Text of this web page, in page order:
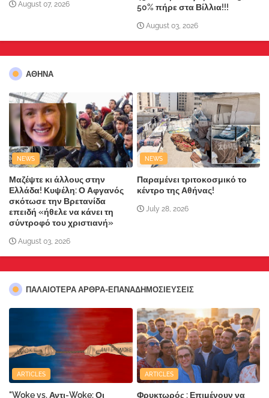
August 07, 2026
50% πήρε στα Βίλλια!!!
August 03, 2026
ΑΘΗΝΑ
NEWS
Μαζέψτε κι άλλους στην
Ελλάδα! Κυψέλη: Ο Αφγανός
σκότωσε την Βρετανίδα
επειδή «ήθελε να κάνει τη
σύντροφό του χριστιανή»
August 03, 2026
NEWS
Παραμένει τριτοκοσμικό το
κέντρο της Αθήνας!
July 28, 2026
ΠΑΛΑΙΟΤΕΡΑ ΑΡΘΡΑ-ΕΠΑΝΑΔΗΜΟΣΙΕΥΣΕΙΣ
ARTICLES
"Woke vs. Αντι-Woke: Οι
ARTICLES
Φρυκτωρός : Επιμένουν να